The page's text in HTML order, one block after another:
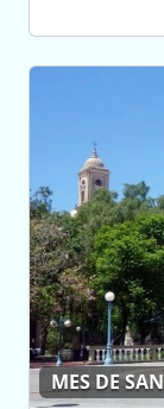
MES DE